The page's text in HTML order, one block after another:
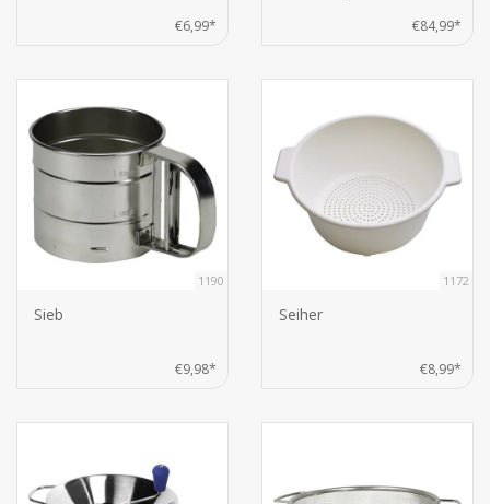
€6,99* €84,99*
1190
Sieb
€9,98*
1172
Seiher
€8,99*